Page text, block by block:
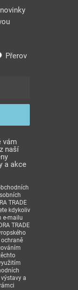
Přerov
vám
naší
a akce
TRADE
kdykoliv
e-mailu
TRADE
a